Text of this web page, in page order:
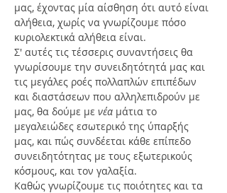
μας, έχοντας μία αίσθηση ότι αυτό είναι
αλήθεια, χωρίς να γνωρίζουμε πόσο
κυριολεκτικά αλήθεια είναι.
Σ' αυτές τις τέσσερις συναντήσεις θα
γνωρίσουμε την συνειδητότητά μας και
τις μεγάλες ροές πολλαπλών επιπέδων
και διαστάσεων που αλληλεπιδρούν με
μας, θα δούμε με νέα μάτια το
μεγαλειώδες εσωτερικό της ύπαρξής
μας, και πώς συνδέεται κάθε επίπεδο
συνειδητότητας με τους εξωτερικούς
κόσμους, και τον γαλαξία.
Καθώς γνωρίζουμε τις ποιότητες και τα